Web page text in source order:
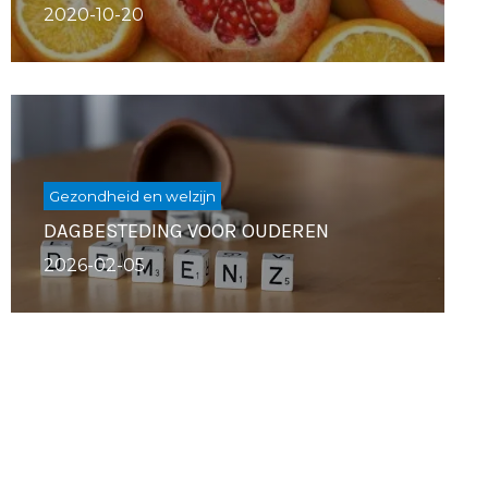
2020-10-20
Gezondheid en welzijn
DAGBESTEDING VOOR OUDEREN
2026-02-05